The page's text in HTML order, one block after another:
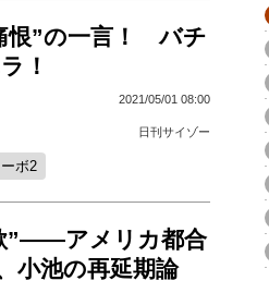
恨”の一言！ バチ
！
2021/05/01 08:00
日刊サイゾー
ボ2
”――アメリカ都合
小池の再延期論